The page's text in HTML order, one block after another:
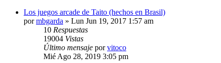
Los juegos arcade de Taito (hechos en Brasil)
pormbgarda » Lun Jun 19, 2017 1:57 am
10 Respuestas
19004 Vistas
Último mensaje porvitoco
Mié Ago 28, 2019 3:05 pm